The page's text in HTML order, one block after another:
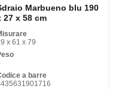
Marbueno blu 190
27 x 58 cm
x 61 x 79
a barre